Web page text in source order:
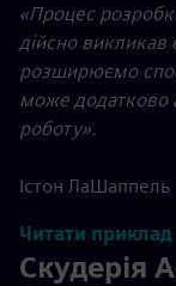
«Процес
дійсно викликав
розширюємо
може додатково
роботу».
Істон ЛаШаппель
Читати приклад
Скудерія